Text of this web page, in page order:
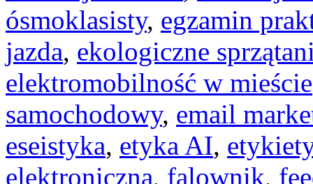
ósmoklasisty, egzamin
jazda, ekologiczne
elektromobilność w mieście
samochodowy, email
eseistyka, etyka AI,
elektroniczna, falownik,